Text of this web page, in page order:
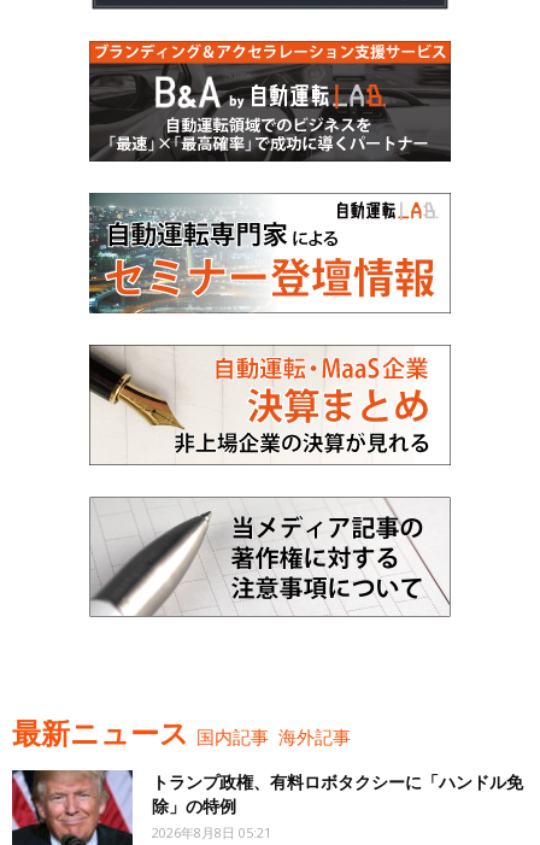
最新ニュース 国内記事 海外記事
トランプ政権、有料ロボタクシーに「ハンドル免
除」の特例
2026年8月8日 05:21